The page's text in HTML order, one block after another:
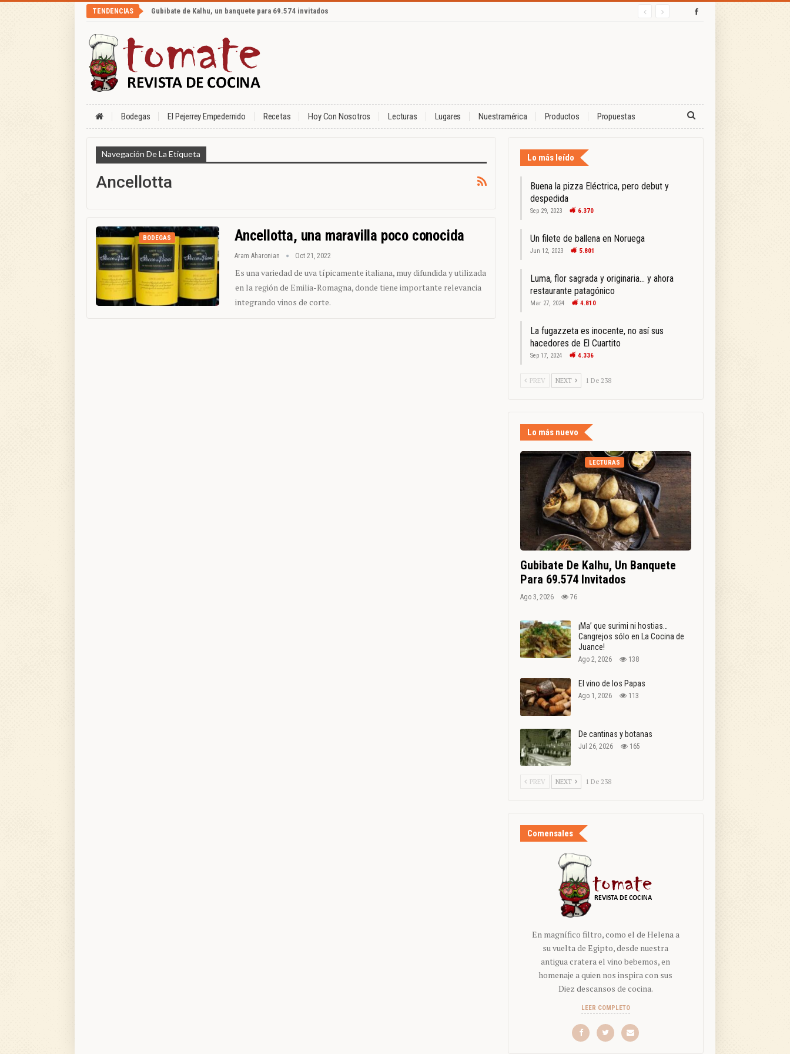
TENDENCIAS Gubibate de Kalhu, un banquete para 69.574 invitados
Bodegas El Pejerrey Empedernido Recetas Hoy Con Nosotros Lecturas Lugares Nuestramérica Productos Propuestas
Navegación De La Etiqueta
Ancellotta
BODEGAS Ancellotta, una maravilla poco conocida
Aram Aharonian Oct 21, 2022
Es una variedad de uva típicamente italiana, muy difundida y utilizada
en la región de Emilia-Romagna, donde tiene importante relevancia
integrando vinos de corte.
Lo más leído
Buena la pizza Eléctrica, pero debut y
despedida
Sep 29, 2023 6.370
Un filete de ballena en Noruega
Jun 12, 2023 5.801
Luma, flor sagrada y originaria… y ahora
restaurante patagónico
Mar 27, 2024 4.810
La fugazzeta es inocente, no así sus
hacedores de El Cuartito
Sep 17, 2024 4.336
PREV NEXT 1 De 238
Lo más nuevo
LECTURAS
Gubibate De Kalhu, Un Banquete
Para 69.574 Invitados
Ago 3, 2026 76
¡Ma’ que surimi ni hostias…
Cangrejos sólo en La Cocina de
Juance!
Ago 2, 2026 138
El vino de los Papas
Ago 1, 2026 113
De cantinas y botanas
Jul 26, 2026 165
PREV NEXT 1 De 238
Comensales
En magnífico filtro, como el de Helena a
su vuelta de Egipto, desde nuestra
antigua cratera el vino bebemos, en
homenaje a quien nos inspira con sus
Diez descansos de cocina.
LEER COMPLETO